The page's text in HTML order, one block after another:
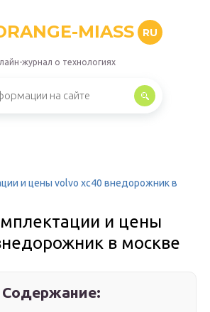
MIASS RU
журнал о технологиях
и цены volvo xc40 внедорожник в
и цены
в москве
Содержание: